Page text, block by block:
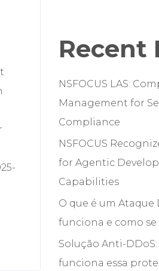
Recent
NSFOCUS LAS:
Management for
Compliance
NSFOCUS
for Agentic
Capabilities
O que é um Ataque
funciona e como
Solução Anti-
funciona essa